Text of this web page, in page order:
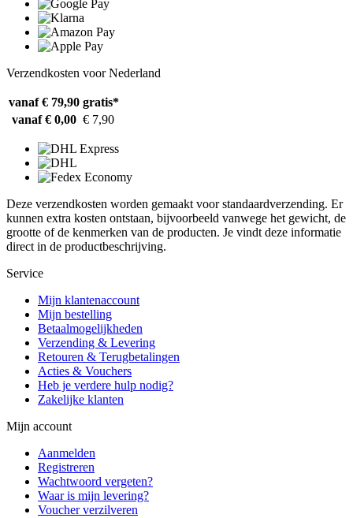
Verzendkosten voor Nederland
vanaf € 79,90 gratis*
vanaf € 0,00 € 7,90
Deze verzendkosten worden gemaakt voor standaardverzending. Er
kunnen extra kosten ontstaan, bijvoorbeeld vanwege het gewicht, de
grootte of de kenmerken van de producten. Je vindt deze informatie
direct in de productbeschrijving.
Service
Mijn klantenaccount
Mijn bestelling
Betaalmogelijkheden
Verzending & Levering
Retouren & Terugbetalingen
Acties & Vouchers
Heb je verdere hulp nodig?
Zakelijke klanten
Mijn account
Aanmelden
Registreren
Wachtwoord vergeten?
Waar is mijn levering?
Voucher verzilveren